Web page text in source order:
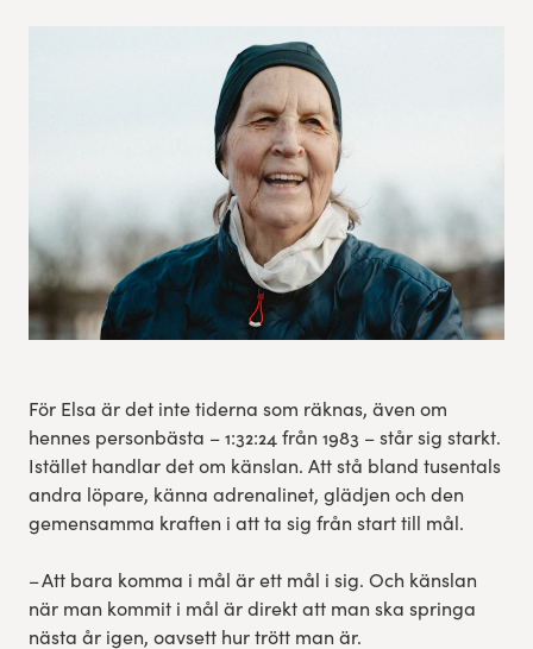
För Elsa är det inte tiderna som räknas, även om
hennes personbästa – 1:32:24 från 1983 – står sig starkt.
Istället handlar det om känslan. Att stå bland tusentals
andra löpare, känna adrenalinet, glädjen och den
gemensamma kraften i att ta sig från start till mål.
– Att bara komma i mål är ett mål i sig. Och känslan
när man kommit i mål är direkt att man ska springa
nästa år igen, oavsett hur trött man är.